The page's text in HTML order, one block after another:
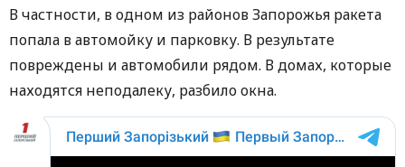
В частности, в одном из районов Запорожья ракета
попала в автомойку и парковку. В результате
повреждены и автомобили рядом. В домах, которые
находятся неподалеку, разбило окна.